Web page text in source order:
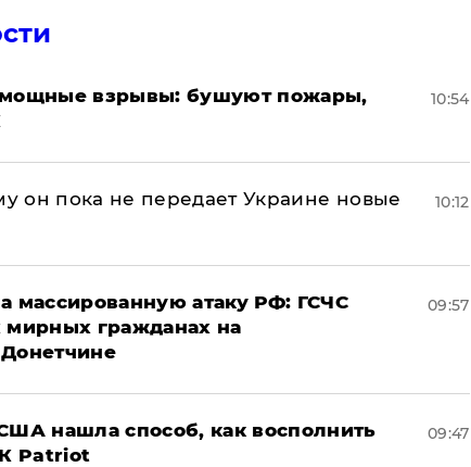
взрывы: бушуют пожары,
10:54
он пока не передает Украине новые
10:12
массированную атаку РФ: ГСЧС
гражданах на
09:57
нашла способ, как восполнить
Patriot
09:47